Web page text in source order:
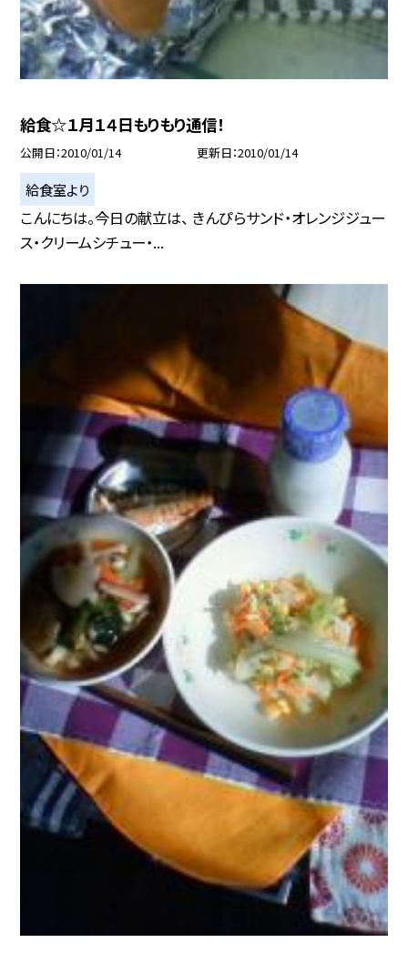
給食☆１月１４日もりもり通信！
公開日 2010/01/14 更新日 2010/01/14
給食室より
こんにちは。今日の献立は、 きんぴらサンド・オレンジジュー
ス・クリームシチュー・...